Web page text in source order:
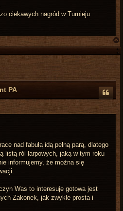
ciekawych nagród w Turnieju
PA
nad fabułą idą pełną parą, dlatego
listą ról larpowych, jaką w tym roku
informujemy, że można się
Was to interesuje gotowa jest
Zakonek, jak zwykle prosta i